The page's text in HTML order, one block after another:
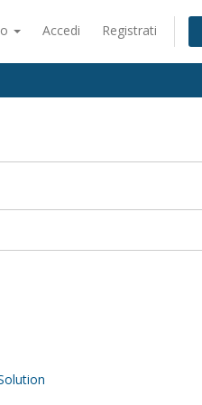
Accedi Registrati